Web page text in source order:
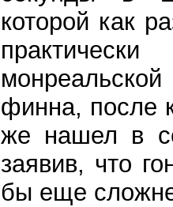
которой как
финна, после
же нашел в
заявив, что
бы еще